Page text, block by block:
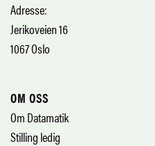
Adresse:
Jerikoveien 16
1067 Oslo
OM OSS
Om Datamatik
Stilling ledig